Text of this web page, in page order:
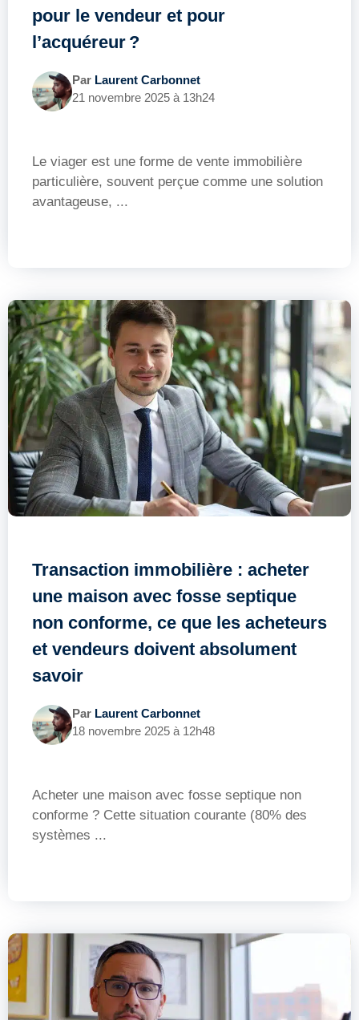
pour le vendeur et pour
l’acquéreur ?
Par Laurent Carbonnet
21 novembre 2025 à 13h24
Le viager est une forme de vente immobilière
particulière, souvent perçue comme une solution
avantageuse, ...
Transaction immobilière : acheter
une maison avec fosse septique
non conforme, ce que les acheteurs
et vendeurs doivent absolument
savoir
Par Laurent Carbonnet
18 novembre 2025 à 12h48
Acheter une maison avec fosse septique non
conforme ? Cette situation courante (80% des
systèmes ...